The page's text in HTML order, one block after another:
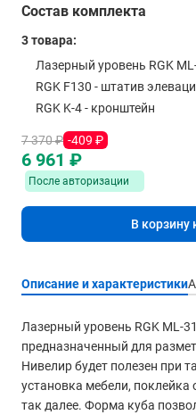
Состав комплекта
3 товара:
Лазерный уровень RGK
RGK F130 - штатив
RGK K-4 - кронштейн
7 370 ₽ -409 ₽
6 961 ₽
После авторизации
В корзину
Описание и характеристики
Лазерный уровень RGK ML-
предназначенный для
Нивелир будет полезен при
установка мебели, поклейка
так далее. Форма куба